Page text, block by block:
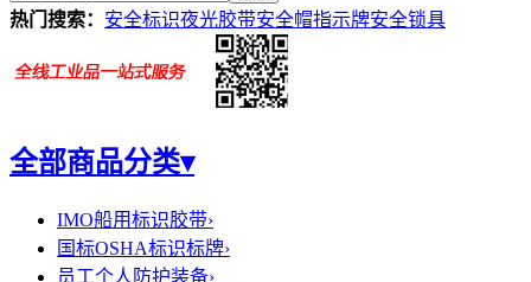
热门搜索： 安全标识夜光胶带安全帽指示牌安全锁具
全部商品分类▾
IMO船用标识胶带›
国标OSHA标识标牌›
员工个人防护装备›